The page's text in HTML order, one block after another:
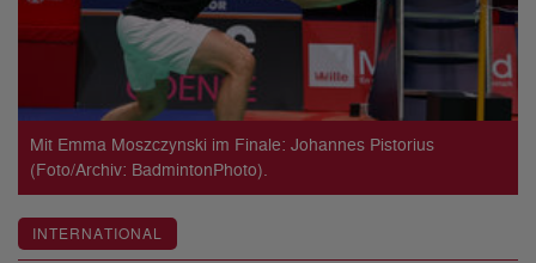
Mit Emma Moszczynski im Finale: Johannes Pistorius
(Foto/Archiv: BadmintonPhoto).
INTERNATIONAL